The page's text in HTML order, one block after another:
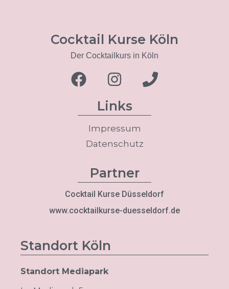
Links
Datenschutz
Partner
Cocktail Kurse Düsseldorf
www.cocktailkurse-duesseldorf.de
Standort Köln
Standort Mediapark
50670, Köln